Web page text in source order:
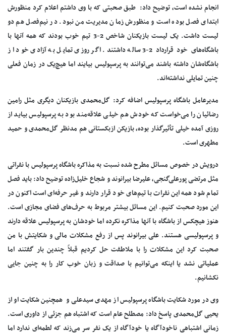
انجام نشده است، توضیح داد: طبق صحبتی که با وی داشتم اعلام کرد منظورش
ابتدای فصل بوده است و منظورش زمان مدیریت من نبود. در نیم‌فصل هم دو
لیست داشت. یک لیست بازیکنان شاخص 2-3 تیم خوب بودند که همه آنها با
باشگاه‌های خود قرارداد 2-3 ساله داشتند. اگر روزی تمایل به آزادی خود از
باشگاه‌شان داشته باشند می‌توانند به پرسپولیس بیایند اما هیچ‌یک در زمان فعلی
چنین تمایلی نداشته‌اند.
مدیرعامل باشگاه پرسپولیس اضافه کرد: گل‌محمدی بازیکنان دیگری مثل رامین
رضائیان را می‌خواست که خودش هم خیلی علاقه‌مند بود به پرسپولیس بیاید از
روزی آمده خیلی تأثیرگذار بوده، بازیکن ازبکستانی هم مدنظر گل‌محمدی و حمید
مطهری است.
درویش در خصوص مسائل مطرح شده نسبت به مذاکره باشگاه پرسپولیس با نفراتی
مثل مرتضی پورعلی‌گنجی، علیرضا بیرانوند و شجاع خلیل‌زاده توضیح داد: باید فصل
تمام شود همه این نفرات با تیم‌های خود قرار دارند و غیر حرفه‌ای است اکنون در
این مورد صحبت کنیم. این مسائل بیشتر مربوط به حرف‌های فضای مجازی است.
هنوز هیچکس از باشگاه با آنها مذاکره نکرده اما خودشان به پرسپولیس علاقه دارند
و پرسپولیسی‌ هستند. علی بیرانوند پس از رفع مشکلات مالی و شکایتش با من
صحبت کرد این مشکلات را با ملاطفت حل کردیم قبلاً‌ چندین بار گفتند اما
عملیاتی نشد یا اینکه می‌توانیم با صداقت و زبان خوب کار را به چنین جایی
نکشانیم.
وی در مورد شکایت باشگاه پرسپولیس از مهدی سیدعلی و همچنین شکایت او از
یحیی گل‌محمدی پاسخ داد: مصطلح عام است که اشتباه هم جزئی از داوری است.
زمانی اشتباهی ناخودآگاه یا خودآگاه از یک نفر سر می‌زند که لطمه‌ای ندارد اما